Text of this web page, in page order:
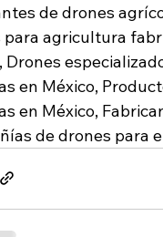
de drones
para agricultura
Drones
en México,
en México,
de drones para